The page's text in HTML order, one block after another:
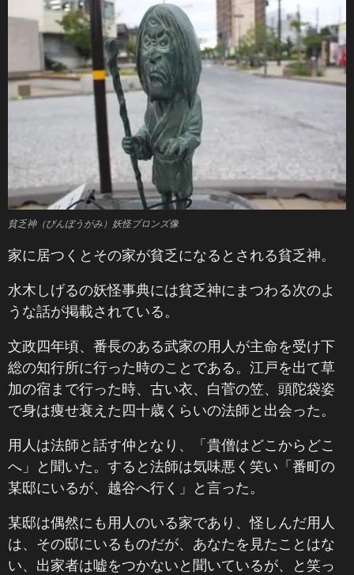
貧乏神（びんぼうがみ）妖怪ブロンズ像
家に居つくとその家が貧乏になるとされる貧乏神。
水木しげるの妖怪事典には貧乏神にまつわる次のよ
うな話が掲載されている。
文政四年頃、番長のある武家の用人が主命を受け下
総の知行所に行った時のことである。江戸を出て草
加の宿まで行った時、古い衣、白菅の笠、頭陀袋姿
で身は痩せ衰えた四十歳くらいの法師と出会った。
用人は法師と話す仲となり、「貴僧はどこからどこ
へ」と聞いた。すると法師は気味悪く笑い「番町の
某邸にいるが、越谷へ行く」と言った。
某邸は偶然にも用人のいる家であり、怪しんだ用人
は、その邸にいるものだが、あなたを見たことはな
い、出家者は嘘をつかないと聞いているが、と笑っ